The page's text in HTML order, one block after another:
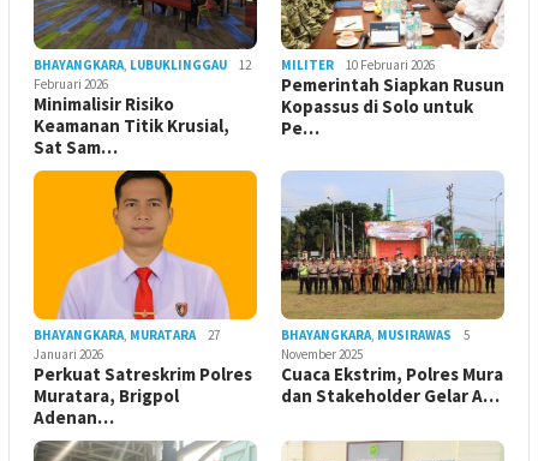
BHAYANGKARA, LUBUKLINGGAU
12
Februari 2026
Minimalisir Risiko
Keamanan Titik Krusial,
Sat Sam…
MILITER 10 Februari 2026
Pemerintah Siapkan Rusun
Kopassus di Solo untuk
Pe…
BHAYANGKARA, MURATARA
27
Januari 2026
Perkuat Satreskrim Polres
Muratara, Brigpol
Adenan…
BHAYANGKARA, MUSIRAWAS
5
November 2025
Cuaca Ekstrim, Polres Mura
dan Stakeholder Gelar A…